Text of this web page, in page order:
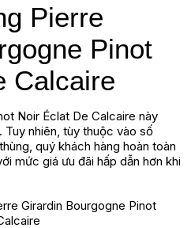
Pierre
Pinot
Calcaire
Noir Éclat De Calcaire này
nhiên, tùy thuộc vào số
quý khách hàng hoàn toàn
mức giá ưu đãi hấp dẫn hơn khi
Girardin Bourgogne Pinot